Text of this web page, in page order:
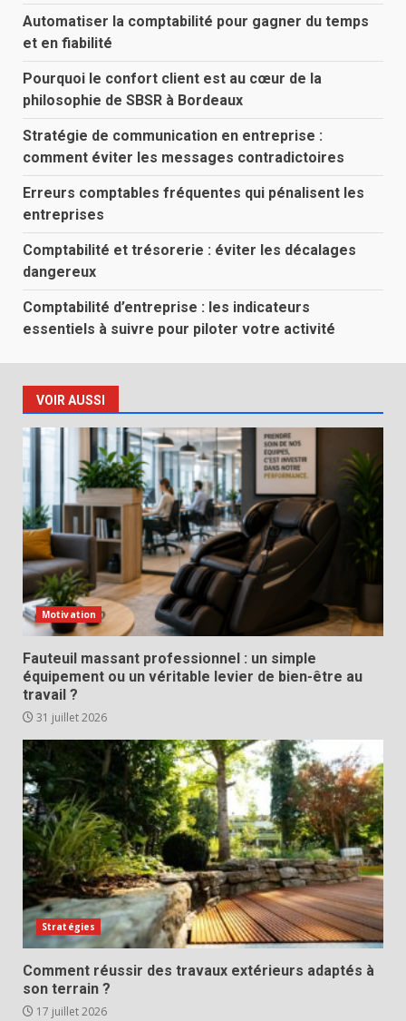
Automatiser la comptabilité pour gagner du temps
et en fiabilité
Pourquoi le confort client est au cœur de la
philosophie de SBSR à Bordeaux
Stratégie de communication en entreprise :
comment éviter les messages contradictoires
Erreurs comptables fréquentes qui pénalisent les
entreprises
Comptabilité et trésorerie : éviter les décalages
dangereux
Comptabilité d’entreprise : les indicateurs
essentiels à suivre pour piloter votre activité
VOIR AUSSI
Motivation
Fauteuil massant professionnel : un simple
équipement ou un véritable levier de bien-être au
travail ?
31 juillet 2026
Stratégies
Comment réussir des travaux extérieurs adaptés à
son terrain ?
17 juillet 2026